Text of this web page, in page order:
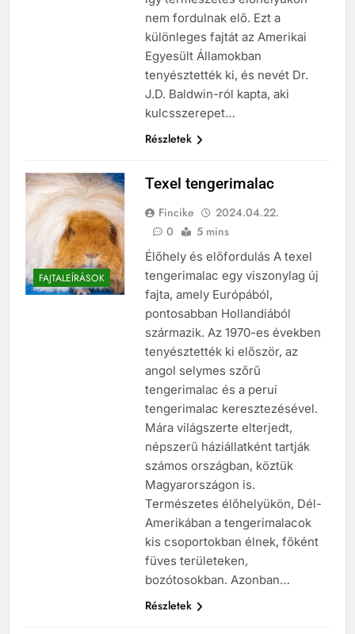
nem fordulnak elő. Ezt a
különleges fajtát az Amerikai
Egyesült Államokban
tenyésztették ki, és nevét Dr.
J.D. Baldwin-ról kapta, aki
kulcsszerepet…
Részletek
FAJTALEÍRÁSOK
Texel tengerimalac
Fincike
2024.04.22.
0
5 mins
Élőhely és előfordulás A texel
tengerimalac egy viszonylag új
fajta, amely Európából,
pontosabban Hollandiából
származik. Az 1970-es években
tenyésztették ki először, az
angol selymes szőrű
tengerimalac és a perui
tengerimalac keresztezésével.
Mára világszerte elterjedt,
népszerű háziállatként tartják
számos országban, köztük
Magyarországon is.
Természetes élőhelyükön, Dél-
Amerikában a tengerimalacok
kis csoportokban élnek, főként
füves területeken,
bozótosokban. Azonban…
Részletek